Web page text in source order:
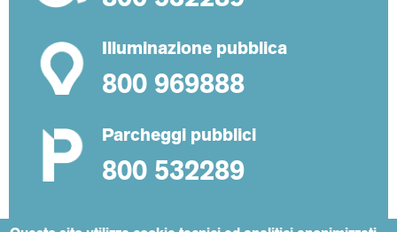
Illuminazione pubblica
800 969888
Parcheggi pubblici
800 532289